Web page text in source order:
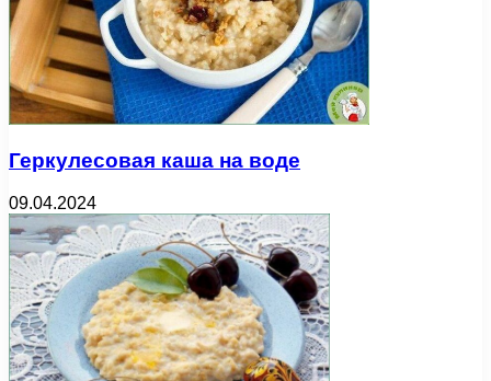
Геркулесовая каша на воде
09.04.2024